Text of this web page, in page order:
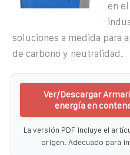
en
soluciones a medida para
de carbono y neutralidad.
Ver/Descargar
energía en
La versión PDF incluye el
origen. Adecuado para